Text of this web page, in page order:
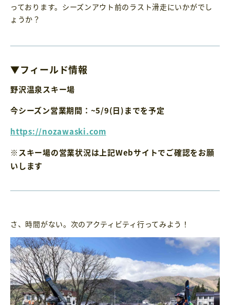
っております。シーズンアウト前のラスト滑走にいかがでし
ょうか？
▼フィールド情報
野沢温泉スキー場
今シーズン営業期間：~5/9(日)までを予定
https://nozawaski.com
※スキー場の営業状況は上記Webサイトでご確認をお願
いします
さ、時間がない。次のアクティビティ行ってみよう！